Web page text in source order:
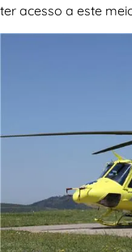
ter acesso a este